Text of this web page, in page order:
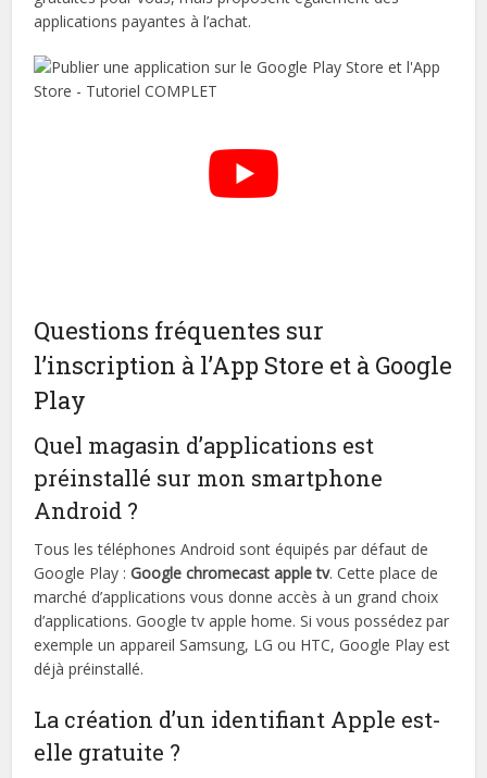
applications payantes à l’achat.
Questions fréquentes sur
l’inscription à l’App Store et à Google
Play
Quel magasin d’applications est
préinstallé sur mon smartphone
Android ?
Tous les téléphones Android sont équipés par défaut de
Google Play :Google chromecast apple tv. Cette place de
marché d’applications vous donne accès à un grand choix
d’applications. Google tv apple home. Si vous possédez par
exemple un appareil Samsung, LG ou HTC, Google Play est
déjà préinstallé.
La création d’un identifiant Apple est-
elle gratuite ?